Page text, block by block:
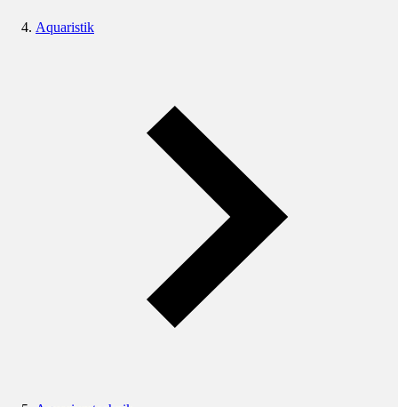
Aquaristik